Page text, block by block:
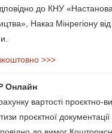
до КНУ
Наказ Мінрегіону
>>>
Онлайн
вартості проєктно-
проєктної документації